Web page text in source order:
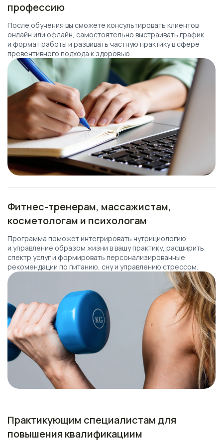
профессию
После обучения вы сможете консультировать клиентов
онлайн или офлайн, самостоятельно выстраивать график
и формат работы и развивать частную практику в сфере
превентивного подхода к здоровью.
Фитнес-тренерам, массажистам,
косметологам и психологам
Программа поможет интегрировать нутрициологию
и управление образом жизни в вашу практику, расширить
спектр услуг и формировать персонализированные
рекомендации по питанию, сну и управлению стрессом.
Практикующим специалистам для
повышения квалификациим